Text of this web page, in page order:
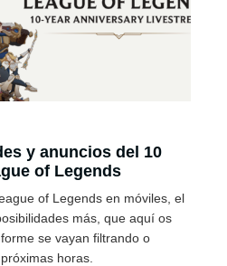
y anuncios del 10
of Legends
of Legends en móviles, el
más, que aquí os
se vayan filtrando o
horas.